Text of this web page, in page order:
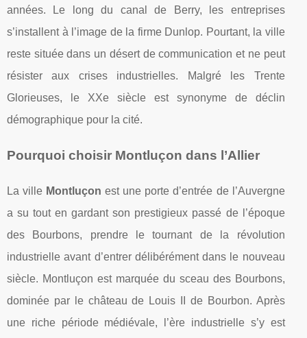
années. Le long du canal de Berry, les entreprises
s’installent à l’image de la firme Dunlop. Pourtant, la ville
reste située dans un désert de communication et ne peut
résister aux crises industrielles. Malgré les Trente
Glorieuses, le XXe siècle est synonyme de déclin
démographique pour la cité.
Pourquoi choisir Montluçon dans l’Allier
La ville Montluçon est une porte d’entrée de l’Auvergne
a su tout en gardant son prestigieux passé de l’époque
des Bourbons, prendre le tournant de la révolution
industrielle avant d’entrer délibérément dans le nouveau
siècle. Montluçon est marquée du sceau des Bourbons,
dominée par le château de Louis II de Bourbon. Après
une riche période médiévale, l’ère industrielle s’y est